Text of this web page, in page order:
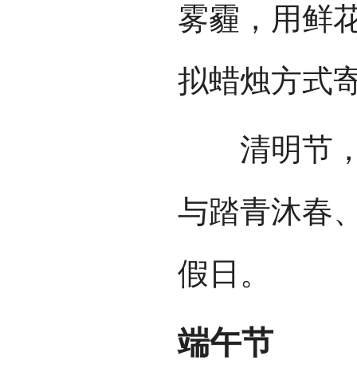
雾霾，用鲜
拟蜡烛方式
清明节，
与踏青沐春
假日。
端午节